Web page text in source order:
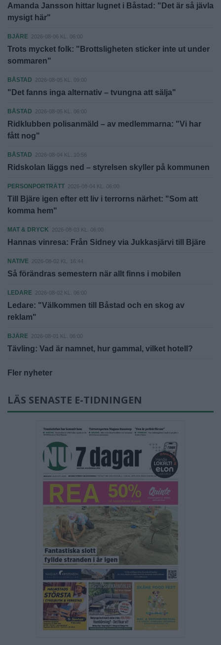
Amanda Jansson hittar lugnet i Båstad: "Det är så jävla
mysigt här"
BJÄRE 2026-08-06 KL. 06:00
Trots mycket folk: "Brottsligheten sticker inte ut under
sommaren"
BÅSTAD 2026-08-05 KL. 09:00
"Det fanns inga alternativ – tvungna att sälja"
BÅSTAD 2026-08-05 KL. 06:00
Ridklubben polisanmäld – av medlemmarna: "Vi har
fått nog"
BÅSTAD 2026-08-04 KL. 10:56
Ridskolan läggs ned – styrelsen skyller på kommunen
PERSONPORTRÄTT 2026-08-04 KL. 06:00
Till Bjäre igen efter ett liv i terrorns närhet: "Som att
komma hem"
MAT & DRYCK 2026-08-03 KL. 06:00
Hannas vinresa: Från Sidney via Jukkasjärvi till Bjäre
NATIVE 2026-08-02 KL. 16:44
Så förändras semestern när allt finns i mobilen
LEDARE 2026-08-02 KL. 06:00
Ledare: "Välkommen till Båstad och en skog av
reklam"
BJÄRE 2026-08-01 KL. 06:00
Tävling: Vad är namnet, hur gammal, vilket hotell?
Fler nyheter
LÄS SENASTE E-TIDNINGEN